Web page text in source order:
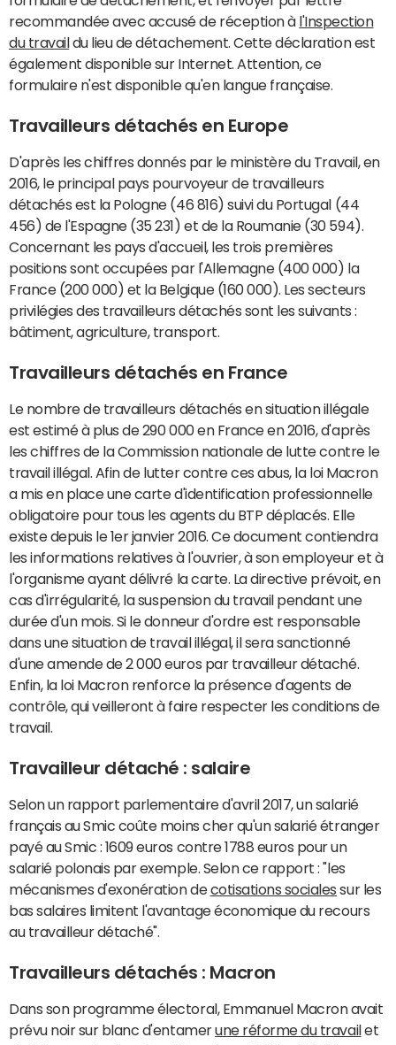
recommandée avec accusé de réception à l'Inspection
du travail du lieu de détachement. Cette déclaration est
également disponible sur Internet. Attention, ce
formulaire n'est disponible qu'en langue française.
Travailleurs détachés en Europe
D'après les chiffres donnés par le ministère du Travail, en
2016, le principal pays pourvoyeur de travailleurs
détachés est la Pologne (46 816) suivi du Portugal (44
456) de l'Espagne (35 231) et de la Roumanie (30 594).
Concernant les pays d'accueil, les trois premières
positions sont occupées par l'Allemagne (400 000) la
France (200 000) et la Belgique (160 000). Les secteurs
privilégies des travailleurs détachés sont les suivants :
bâtiment, agriculture, transport.
Travailleurs détachés en France
Le nombre de travailleurs détachés en situation illégale
est estimé à plus de 290 000 en France en 2016, d'après
les chiffres de la Commission nationale de lutte contre le
travail illégal. Afin de lutter contre ces abus, la loi Macron
a mis en place une carte d'identification professionnelle
obligatoire pour tous les agents du BTP déplacés. Elle
existe depuis le 1er janvier 2016. Ce document contiendra
les informations relatives à l'ouvrier, à son employeur et à
l'organisme ayant délivré la carte. La directive prévoit, en
cas d'irrégularité, la suspension du travail pendant une
durée d'un mois. Si le donneur d'ordre est responsable
dans une situation de travail illégal, il sera sanctionné
d'une amende de 2 000 euros par travailleur détaché.
Enfin, la loi Macron renforce la présence d'agents de
contrôle, qui veilleront à faire respecter les conditions de
travail.
Travailleur détaché : salaire
Selon un rapport parlementaire d'avril 2017, un salarié
français au Smic coûte moins cher qu'un salarié étranger
payé au Smic : 1609 euros contre 1788 euros pour un
salarié polonais par exemple. Selon ce rapport : "les
mécanismes d'exonération decotisations sociales sur les
bas salaires limitent l'avantage économique du recours
au travailleur détaché".
Travailleurs détachés : Macron
Dans son programme électoral, Emmanuel Macron avait
prévu noir sur blanc d'entamerune réforme du travail et